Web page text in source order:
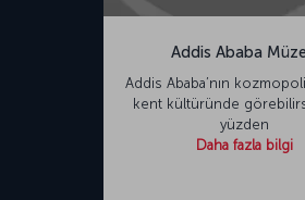
Addis Ababa
Addis Ababa’nın kozmopolit
kent kültüründe
yüzden
Daha fazla bilgi